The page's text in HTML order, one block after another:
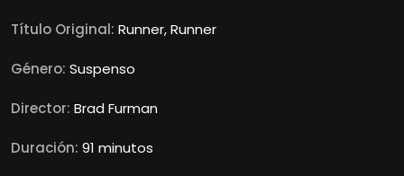
Título Original: Runner, Runner
Género: Suspenso
Director: Brad Furman
Duración: 91 minutos